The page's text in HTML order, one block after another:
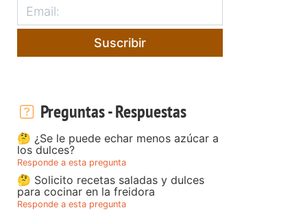
Suscribir
Preguntas - Respuestas
🤔 ¿Se le puede echar menos azúcar a
los dulces?
Responde a esta pregunta
🤔 Solicito recetas saladas y dulces
para cocinar en la freidora
Responde a esta pregunta